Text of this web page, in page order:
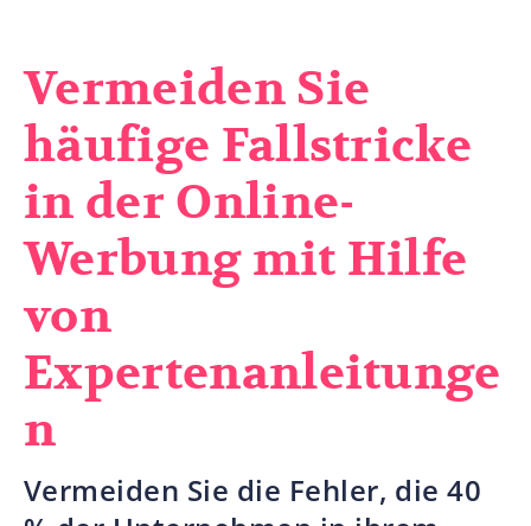
Vermeiden Sie
häufige Fallstricke
in der Online-
Werbung mit Hilfe
von
Expertenanleitunge
n
Vermeiden Sie die Fehler, die 40